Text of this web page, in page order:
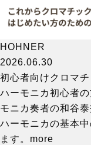
HOHNER
2026.06.30
初心者向けクロマ
ハーモニカ初心者
モニカ奏者の和谷
ハーモニカの基本
ます。 more